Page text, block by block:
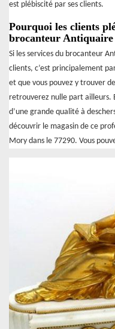
est plébiscité par ses clients.
Pourquoi les clients
brocanteur
Si les services du brocanteur
clients, c’est principalement
et que vous pouvez y trouver
retrouverez nulle part ailleurs.
d’une grande qualité à
découvrir le magasin de ce
Mory dans le 77290. Vous